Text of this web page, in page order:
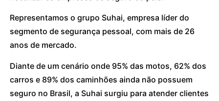
Representamos o grupo Suhai, empresa líder do
segmento de segurança pessoal, com mais de 26
anos de mercado.
Diante de um cenário onde 95% das motos, 62% dos
carros e 89% dos caminhões ainda não possuem
seguro no Brasil, a Suhai surgiu para atender clientes